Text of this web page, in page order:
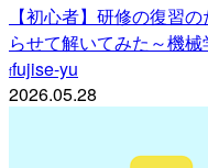
【初心者】研修の復習
らせて解いてみた～機
ffujise-yu
2026.05.28